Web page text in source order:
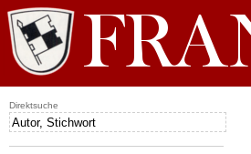
Direktsuche